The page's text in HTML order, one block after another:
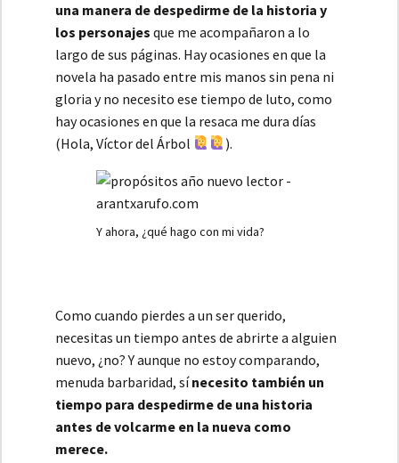
una manera de despedirme de la historia y
los personajes que me acompañaron a lo
largo de sus páginas. Hay ocasiones en que la
novela ha pasado entre mis manos sin pena ni
gloria y no necesito ese tiempo de luto, como
hay ocasiones en que la resaca me dura días
(Hola, Víctor del Árbol
).
Y ahora, ¿qué hago con mi vida?
Como cuando pierdes a un ser querido,
necesitas un tiempo antes de abrirte a alguien
nuevo, ¿no? Y aunque no estoy comparando,
menuda barbaridad, sínecesito también un
tiempo para despedirme de una historia
antes de volcarme en la nueva como
merece.